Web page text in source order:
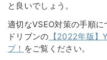
と良いでしょう。
適切なVSEO対策の手順
ドリブンの 【2022年版】
プ！ をご覧ください。